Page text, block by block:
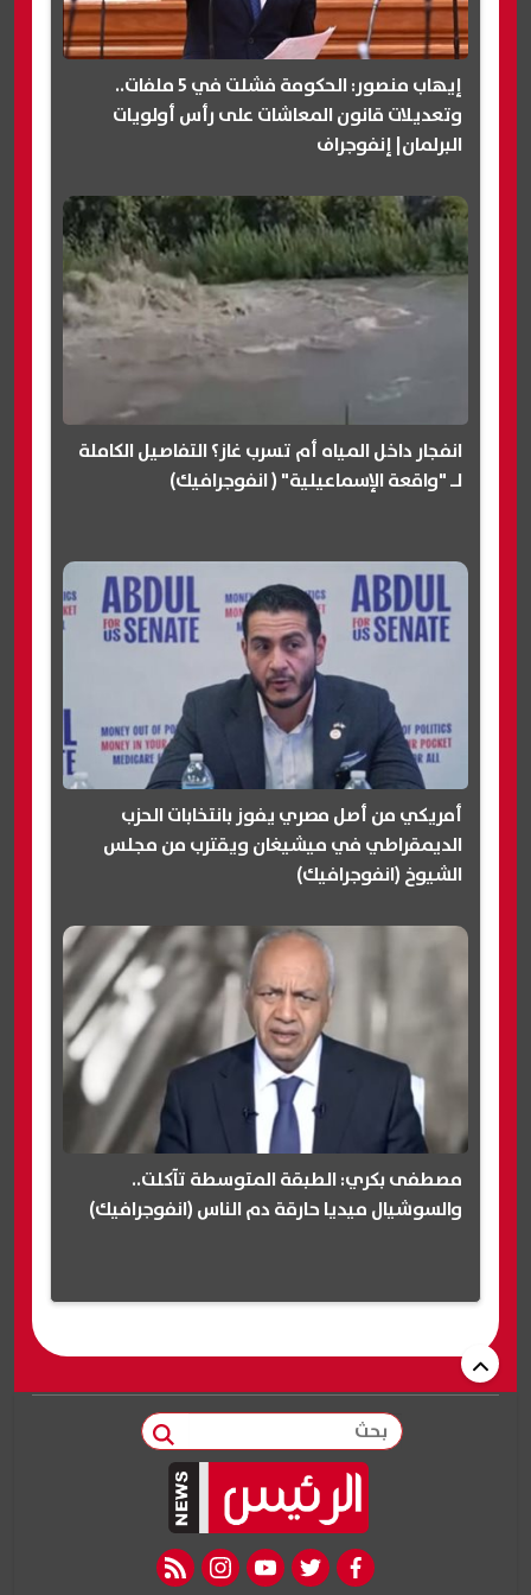
إيهاب منصور: الحكومة فشلت في 5 ملفات..
وتعديلات قانون المعاشات على رأس أولويات
البرلمان| إنفوجراف
انفجار داخل المياه أم تسرب غاز؟ التفاصيل الكاملة
لـ "واقعة الإسماعيلية" ( انفوجرافيك)
أمريكي من أصل مصري يفوز بانتخابات الحزب
الديمقراطي في ميشيغان ويقترب من مجلس
الشيوخ (انفوجرافيك)
مصطفى بكري: الطبقة المتوسطة تآكلت..
والسوشيال ميديا حارقة دم الناس (انفوجرافيك)
بحث
facebook
twitter
youtube
instagram
rss feed